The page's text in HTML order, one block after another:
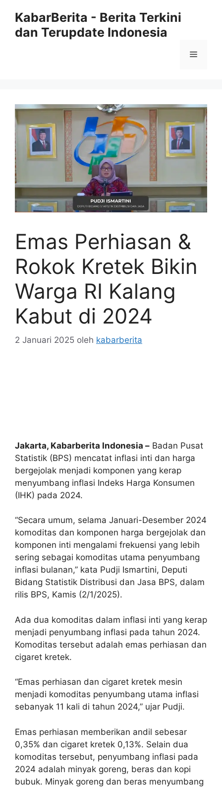
KabarBerita - Berita Terkini
dan Terupdate Indonesia
Menu
Emas Perhiasan &
Rokok Kretek Bikin
Warga RI Kalang
Kabut di 2024
2 Januari 2025 oleh kabarberita
Jakarta, Kabarberita Indonesia – Badan Pusat
Statistik (BPS) mencatat inflasi inti dan harga
bergejolak menjadi komponen yang kerap
menyumbang inflasi Indeks Harga Konsumen
(IHK) pada 2024.
“Secara umum, selama Januari-Desember 2024
komoditas dan komponen harga bergejolak dan
komponen inti mengalami frekuensi yang lebih
sering sebagai komoditas utama penyumbang
inflasi bulanan,” kata Pudji Ismartini, Deputi
Bidang Statistik Distribusi dan Jasa BPS, dalam
rilis BPS, Kamis (2/1/2025).
Ada dua komoditas dalam inflasi inti yang kerap
menjadi penyumbang inflasi pada tahun 2024.
Komoditas tersebut adalah emas perhiasan dan
cigaret kretek.
“Emas perhiasan dan cigaret kretek mesin
menjadi komoditas penyumbang utama inflasi
sebanyak 11 kali di tahun 2024,” ujar Pudji.
Emas perhiasan memberikan andil sebesar
0,35% dan cigaret kretek 0,13%. Selain dua
komoditas tersebut, penyumbang inflasi pada
2024 adalah minyak goreng, beras dan kopi
bubuk. Minyak goreng dan beras menyumbang